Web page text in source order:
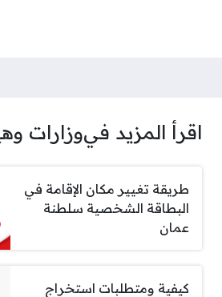
اقرأ المزيد فيوزارات
طريقة تغيير مكان الإقامة في
البطاقة الشخصية سلطنة
عمان
كيفية ومتطلبات استخراج